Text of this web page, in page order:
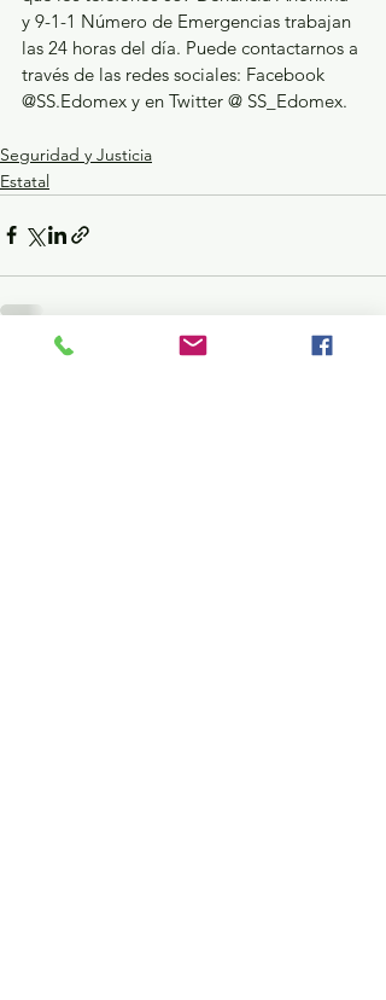
y 9-1-1 Número de Emergencias trabajan
las 24 horas del día. Puede contactarnos a
través de las redes sociales: Facebook
@SS.Edomex y en Twitter @ SS_Edomex.
Seguridad y Justicia
Estatal